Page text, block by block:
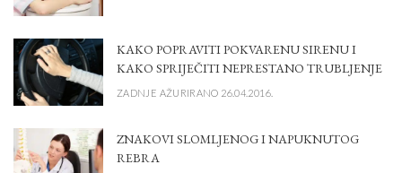
KAKO POPRAVITI POKVARENU SIRENU I
KAKO SPRIJEČITI NEPRESTANO TRUBLJENJE
ZADNJE AŽURIRANO 26.04.2016.
ZNAKOVI SLOMLJENOG I NAPUKNUTOG
REBRA